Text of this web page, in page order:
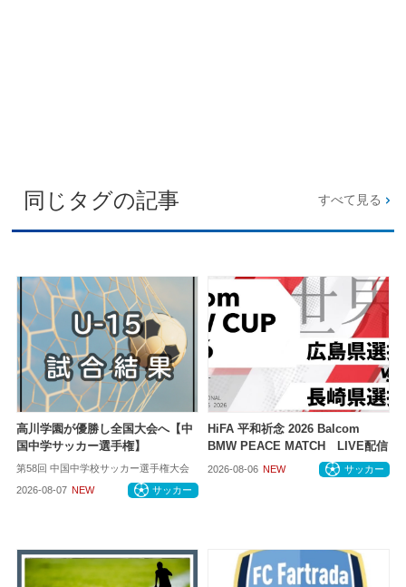
同じタグの記事 すべて見る
高川学園が優勝し全国大会へ【中
国中学サッカー選手権】
第58回 中国中学校サッカー選手権大会
2026-08-07 NEW サッカー
HiFA 平和祈念 2026 Balcom
BMW PEACE MATCH LIVE配信
2026-08-06 NEW サッカー